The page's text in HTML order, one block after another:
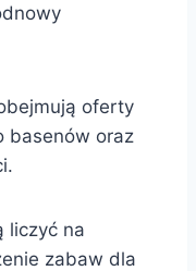
oferty
basenów oraz
liczyć na
zabaw dla